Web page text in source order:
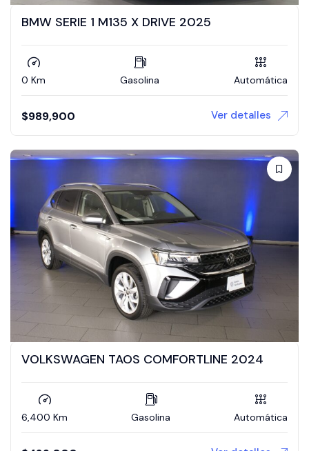
BMW SERIE 1 M135 X DRIVE 2025
0 Km Gasolina Automática
$989,900 Ver detalles
VOLKSWAGEN TAOS COMFORTLINE 2024
6,400 Km Gasolina Automática